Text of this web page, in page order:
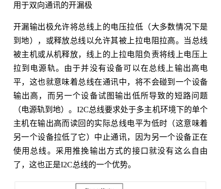
用于双向通讯的开漏极
开漏输出极允许将总线上的电压拉低（大多数情况下是
到地），或释放总线以允许其被上拉电阻拉高。当总线
被主机或从机释放，线上的上拉电阻负责将线上电压上
拉到电源轨。由于并没有设备可以在总线上输出高电
平，这也就意味着总线在通讯中，将不会碰到一个设备
输出高，而另一个设备试图输出低所导致的短路问题
（电源轨到地）。I2C总线要求处于多主机环境下的单个
主机在输出高而读回的实际总线电平为低时（这意味着
另一个设备拉低了它）中止通讯，因为另一个设备正在
使用总线。采用推挽输出方式的接口就没有这么自由
了，这也正是I2C总线的一个优势。